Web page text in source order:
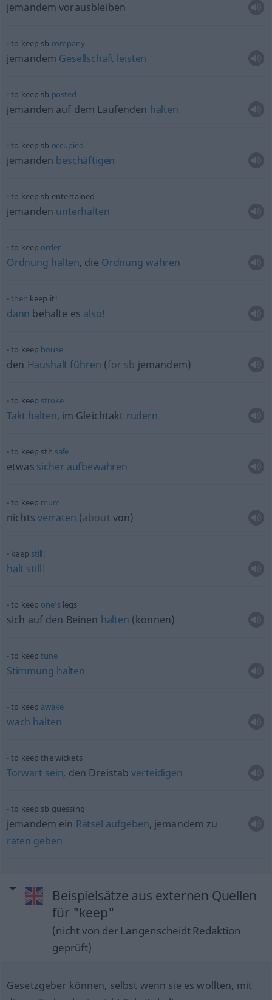
jemandem vorausbleiben
to keep sb company
jemandem Gesellschaft leisten
to keep sb posted
jemanden auf dem Laufenden halten
to keep sb occupied
jemanden beschäftigen
to keep sb entertained
jemanden unterhalten
to keep order
Ordnung halten, die Ordnung wahren
then keep it!
dann behalte es also!
to keep house
den Haushalt führen (for sb jemandem)
to keep stroke
Takt halten, im Gleichtakt rudern
to keep sth safe
etwas sicher aufbewahren
to keep mum
nichts verraten (about von)
keep still!
halt still!
to keep one’slegs
sich auf den Beinen halten (können)
to keeptune
Stimmung halten
to keep awake
wach halten
to keep the wickets
Torwart sein, den Dreistabverteidigen
to keep sb guessing
jemandem ein Rätsel aufgeben, jemandem zu
raten geben
Beispielsätze aus externen Quellen
für "keep"
(nicht von der Langenscheidt Redaktion
geprüft)
Gesetzgeber können, selbst wenn sie es wollten, mit